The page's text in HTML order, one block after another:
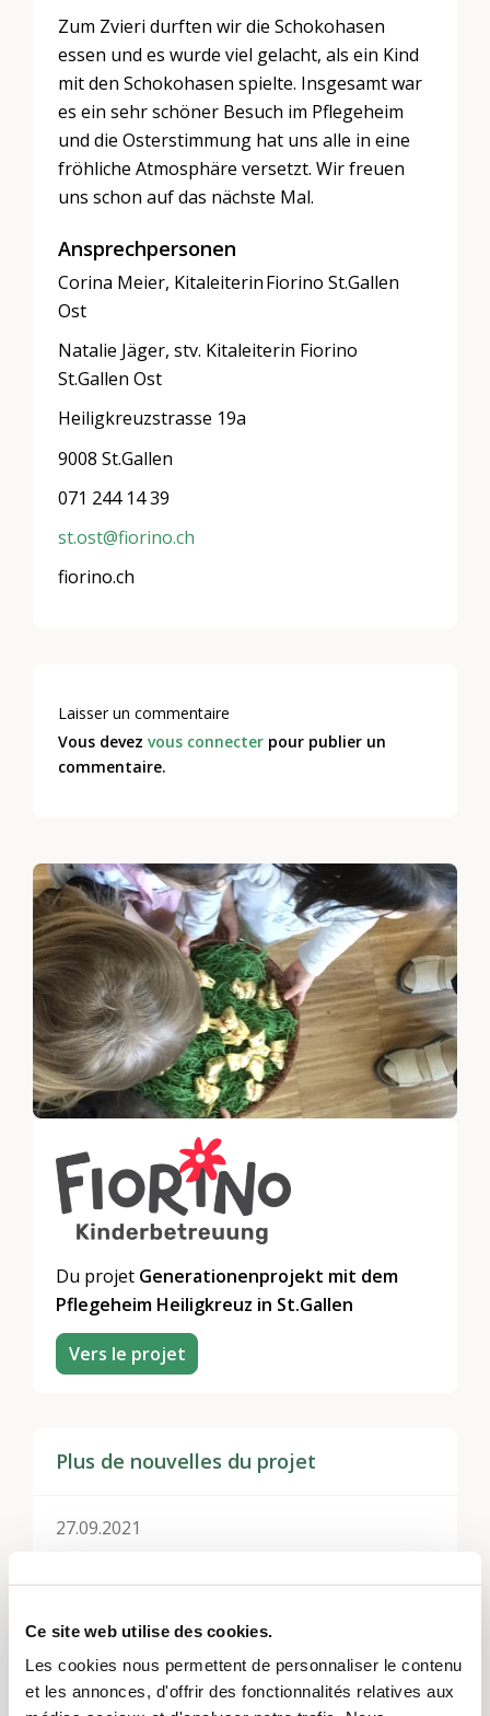
Ce site web utilise des cookies.
Les cookies nous permettent de personnaliser le contenu
et les annonces, d'offrir des fonctionnalités relatives aux
Du projet Generationenprojekt mit dem
Pflegeheim Heiligkreuz in St.Gallen
Vers le projet
Plus de nouvelles du projet
27.09.2021
21.09.2021
Vorlesetag über Zoom
Zum Zvieri durften wir die Schokohasen
essen und es wurde viel gelacht, als ein Kind
mit den Schokohasen spielte. Insgesamt war
es ein sehr schöner Besuch im Pflegeheim
und die Osterstimmung hat uns alle in eine
fröhliche Atmosphäre versetzt. Wir freuen
uns schon auf das nächste Mal.
Ansprechpersonen
Corina Meier, Kitaleiterin Fiorino St.Gallen
Ost
Natalie Jäger, stv. Kitaleiterin Fiorino
St.Gallen Ost
Heiligkreuzstrasse 19a
9008 St.Gallen
071 244 14 39
st.ost@fiorino.ch
fiorino.ch
Laisser un commentaire
Vous devezvous connecter pour publier un
commentaire.